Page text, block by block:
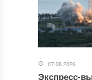
07.08.2026
Экспресс-